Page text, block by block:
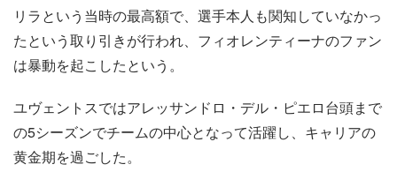
リラという当時の最高額で、選手本人も関知していなかっ
たという取り引きが行われ、フィオレンティーナのファン
は暴動を起こしたという。
ユヴェントスではアレッサンドロ・デル・ピエロ台頭まで
の5シーズンでチームの中心となって活躍し、キャリアの
黄金期を過ごした。